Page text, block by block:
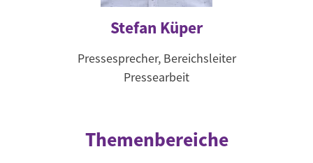
Stefan Küper
Pressesprecher, Bereichsleiter
Pressearbeit
Themenbereiche